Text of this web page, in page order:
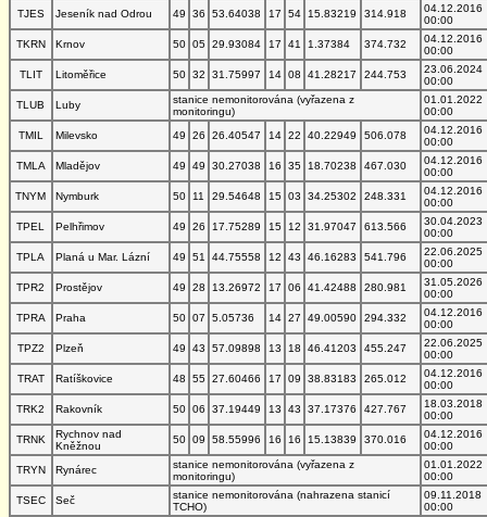
TJES
Jeseník nad Odrou 49 36 53.64038 17 54 15.83219 314.918
04.12.2016
00:00
TKRN
Krnov 50 05 29.93084 17 41 1.37384 374.732
04.12.2016
00:00
TLIT
Litoměřice 50 32 31.75997 14 08 41.28217 244.753
23.06.2024
00:00
TLUB
Luby
stanice nemonitorována (vyřazena z
monitoringu)
01.01.2022
00:00
TMIL
Milevsko 49 26 26.40547 14 22 40.22949 506.078
04.12.2016
00:00
TMLA
Mladějov 49 49 30.27038 16 35 18.70238 467.030
04.12.2016
00:00
TNYM
Nymburk 50 11 29.54648 15 03 34.25302 248.331
04.12.2016
00:00
TPEL
Pelhřimov 49 26 17.75289 15 12 31.97047 613.566
30.04.2023
00:00
TPLA
Planá u Mar. Lázní 49 51 44.75558 12 43 46.16283 541.796
22.06.2025
00:00
TPR2
Prostějov 49 28 13.26972 17 06 41.42488 280.981
31.05.2026
00:00
TPRA
Praha 50 07 5.05736 14 27 49.00590 294.332
04.12.2016
00:00
TPZ2
Plzeň 49 43 57.09898 13 18 46.41203 455.247
22.06.2025
00:00
TRAT
Ratíškovice 48 55 27.60466 17 09 38.83183 265.012
04.12.2016
00:00
TRK2
Rakovník 50 06 37.19449 13 43 37.17376 427.767
18.03.2018
00:00
TRNK
Rychnov nad
Kněžnou
50 09 58.55996 16 16 15.13839 370.016
04.12.2016
00:00
TRYN
Rynárec
stanice nemonitorována (vyřazena z
monitoringu)
01.01.2022
00:00
TSEC
Seč
stanice nemonitorována (nahrazena stanicí
TCHO)
09.11.2018
00:00